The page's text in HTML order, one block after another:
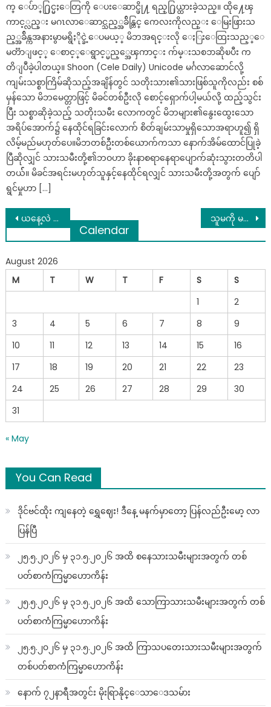
က္ ေပ်ာ္႐ြင္မႈေတြကို ေပးေဆာင္ဖို႔ ရည္႐ြယ္ထားခဲ့သည္။ ထို႔ေၾ
ကာင့္လည္း မဂၤလာေဆာင္သည့္အခ်ိန္တြင္ ကေလးကိုလည္း ေမြးဖြားသ
ည့္အခ်ိန္ကအနားမွာမရွိႏိုင္ခဲ့ေပမယ့္ မိဘအရင္းလို ေႏြးေထြးသည့္ေ
မတၱာျဖင့္ ေစာင့္ေရွာင့္မည့္အေၾကာင္း က်မ္းသစၥာဆိုၿပီး က
တိျပဳခဲ့ပါတယ္။ Shoon (Cele Daily) Unicode မင်္ဂလာဆောင်လို့
ကျမ်းသစ္စာကြိမ်ဆိုသည့်အချိန်တွင် သတိုးသား၏သားဖြစ်သူကိုလည်း စစ်
မှန်သော မိဘမေတ္တာဖြင့် မိခင်တစ်ဦးလို စောင့်ရှောက်ပါ့မယ်လို့ ထည့်သွင်း
ပြီး သစ္စာဆိုခဲ့သည့် သတိုးသမီး လောကတွင် မိဘများ၏နွေးထွေးသော
အရိပ်အောက်၌ နေထိုင်ရခြင်းလောက် စိတ်ချမ်းသာမှုရှိသောအရာဟူ၍ ရှိ
လိမ့်မည်မဟုတ်ပေ။မိဘတစ်ဦးတစ်ယောက်ကသာ နောက်အိမ်ထောင်ပြုခဲ့
ပြီဆိုလျှင် သားသမီးတို့၏ဘဝဟာ ခိုးနာစရာနေရာပျောက်ဆုံးသွားတတိပါ
တယ််။ မိခင်အရင်းမဟုတ်သူနှင့်နေထိုင်ရလျှင် သားသမီးတို့အတွက် ပျော်
ရွင်မှုဟာ […]
Post
navigation
ယနေ့လဲ စစ်ကားဖြင့် တိုက်ခံလိုက်ရပြန်သောCDM ဝန်ထမ်းများ(ကားမောင်းသူမှာ စစ်သားမဟုတ်) သူမကို မကောင်းပြောတဲ့သူတွေကို ပညာသားပါပါနဲ့ စကားလုံးလှလှလေးတွေကိုသုံးကာ တုံ့ပြန်ချေပလိုက်တဲ့ ဘေဘီမောင် ….
Calendar
August 2026
M
T W T F S
S
1
2
3
4 5 6 7 8
9
10
11 12 13 14 15
16
17
18 19 20 21 22
23
24
25 26 27 28 29
30
31
« May
You Can Read
ဒိုင်ဗင်ထိုး ကျနေတဲ့ ရွှေဈေး! ဒီနေ့ မနက်မှာတော့ ပြန်လည်ဦးမော့ လာ
ပြန်ပြီ
၂၅.၅.၂၀၂၆ မှ ၃၁.၅.၂၀၂၆ အထိ စနေသားသမီးများအတွက် တစ်
ပတ်စာကံကြမ္မာဟောကိန်း
၂၅.၅.၂၀၂၆ မှ ၃၁.၅.၂၀၂၆ အထိ သောကြာသားသမီးများအတွက် တစ်
ပတ်စာကံကြမ္မာဟောကိန်း
၂၅.၅.၂၀၂၆ မှ ၃၁.၅.၂၀၂၆ အထိ ကြာသပတေးသားသမီးများအတွက်
တစ်ပတ်စာကံကြမ္မာဟောကိန်း
နောက် ၇၂နာရီအတွင်း မိုးရြာနိုင္ေသာေဒသမ်ား